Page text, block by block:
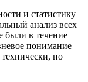
и статистику
анализ всех
были в течение
понимание
но